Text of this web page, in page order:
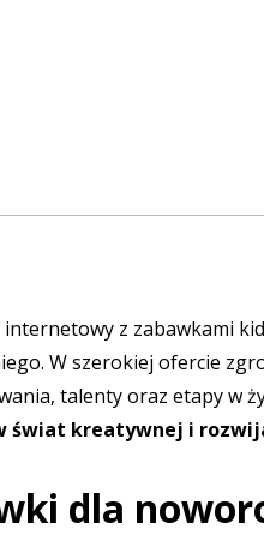
z zabawkami
W szerokiej ofercie
talenty oraz etapy w
świat kreatywnej i
dla